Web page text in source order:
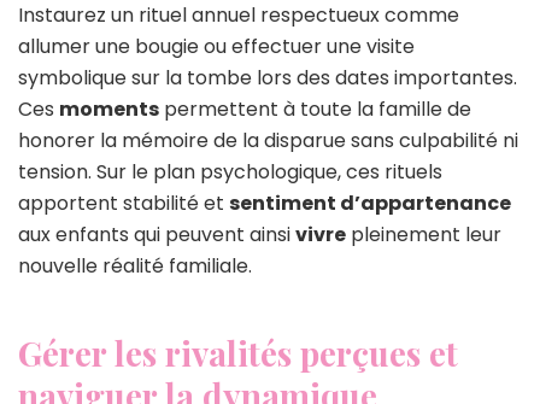
Instaurez un rituel annuel respectueux comme
allumer une bougie ou effectuer une visite
symbolique sur la tombe lors des dates importantes.
Ces moments permettent à toute la famille de
honorer la mémoire de la disparue sans culpabilité ni
tension. Sur le plan psychologique, ces rituels
apportent stabilité et sentiment d’appartenance
aux enfants qui peuvent ainsivivre pleinement leur
nouvelle réalité familiale.
Gérer les rivalités perçues et